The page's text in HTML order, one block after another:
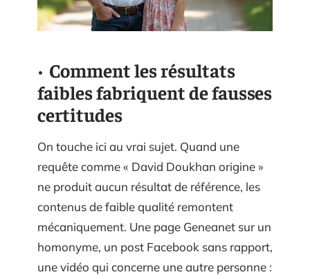
Comment les résultats
faibles fabriquent de fausses
certitudes
On touche ici au vrai sujet. Quand une
requête comme « David Doukhan origine »
ne produit aucun résultat de référence, les
contenus de faible qualité remontent
mécaniquement. Une page Geneanet sur un
homonyme, un post Facebook sans rapport,
une vidéo qui concerne une autre personne :